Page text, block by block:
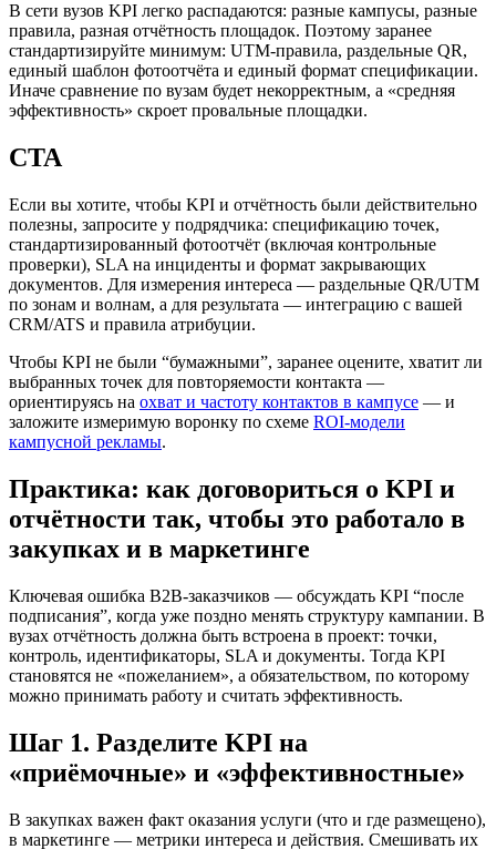
В сети вузов KPI легко распадаются: разные кампусы, разные
правила, разная отчётность площадок. Поэтому заранее
стандартизируйте минимум: UTM-правила, раздельные QR,
единый шаблон фотоотчёта и единый формат спецификации.
Иначе сравнение по вузам будет некорректным, а «средняя
эффективность» скроет провальные площадки.
CTA
Если вы хотите, чтобы KPI и отчётность были действительно
полезны, запросите у подрядчика: спецификацию точек,
стандартизированный фотоотчёт (включая контрольные
проверки), SLA на инциденты и формат закрывающих
документов. Для измерения интереса — раздельные QR/UTM
по зонам и волнам, а для результата — интеграцию с вашей
CRM/ATS и правила атрибуции.
Чтобы KPI не были “бумажными”, заранее оцените, хватит ли
выбранных точек для повторяемости контакта —
ориентируясь на охват и частоту контактов в кампусе — и
заложите измеримую воронку по схеме ROI-модели
кампусной рекламы.
Практика: как договориться о KPI и
отчётности так, чтобы это работало в
закупках и в маркетинге
Ключевая ошибка B2B-заказчиков — обсуждать KPI “после
подписания”, когда уже поздно менять структуру кампании. В
вузах отчётность должна быть встроена в проект: точки,
контроль, идентификаторы, SLA и документы. Тогда KPI
становятся не «пожеланием», а обязательством, по которому
можно принимать работу и считать эффективность.
Шаг 1. Разделите KPI на
«приёмочные» и «эффективностные»
В закупках важен факт оказания услуги (что и где размещено),
в маркетинге — метрики интереса и действия. Смешивать их